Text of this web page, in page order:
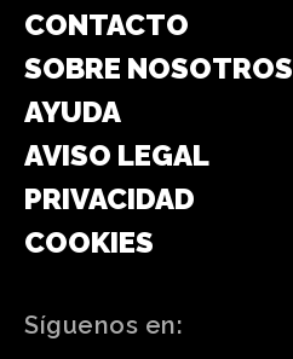
CONTACTO
SOBRE NOSOTROS
AYUDA
AVISO LEGAL
PRIVACIDAD
COOKIES
Síguenos en: